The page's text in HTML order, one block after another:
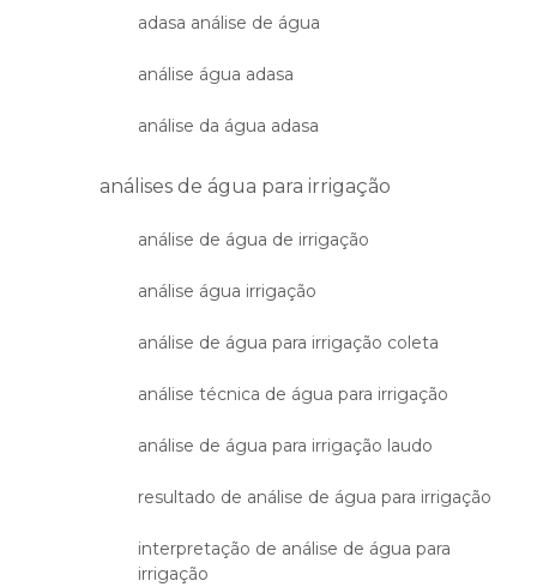
adasa análise de água
análise água adasa
análise da água adasa
análises de água para irrigação
análise de água de irrigação
análise água irrigação
análise de água para irrigação coleta
análise técnica de água para irrigação
análise de água para irrigação laudo
resultado de análise de água para irrigação
interpretação de análise de água para
irrigação